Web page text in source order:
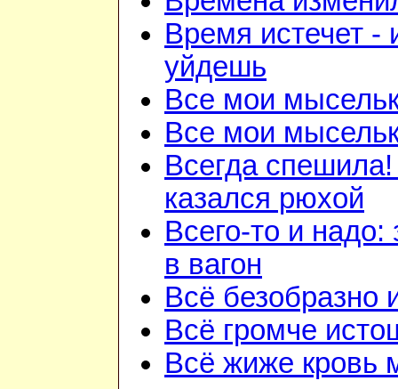
Время истечет -
уйдешь
Все мои
Все мои
Всегда
казался рюхой
Всего-то и надо:
в вагон
Всё безобразно
Всё громче
Всё жиже кровь